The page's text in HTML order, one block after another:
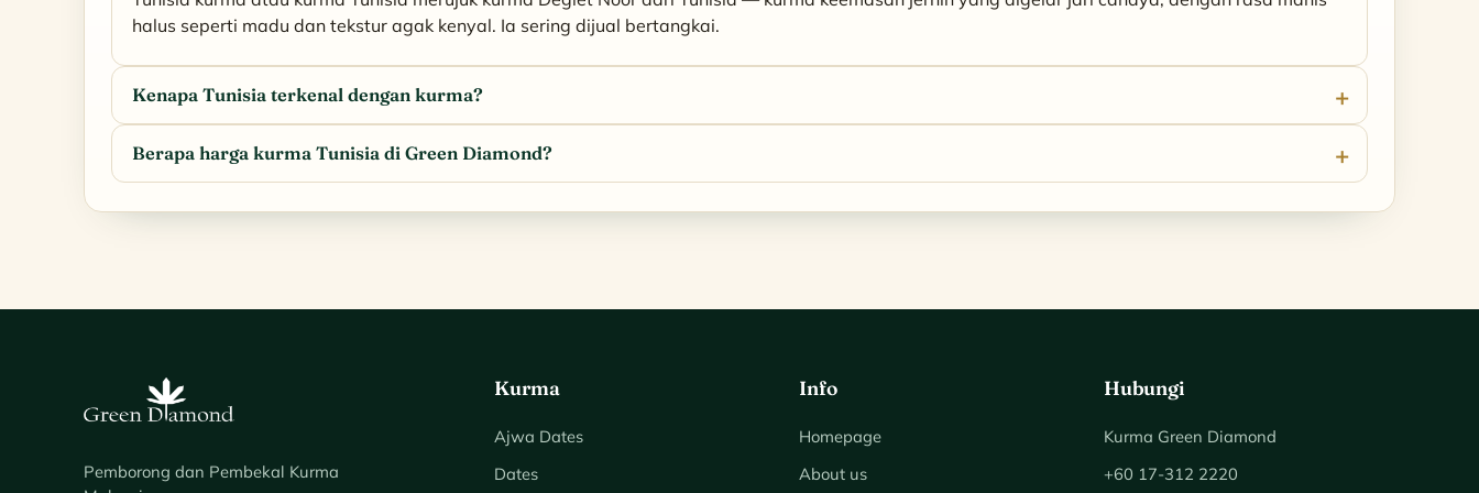
halus seperti madu dan tekstur agak kenyal. Ia sering dijual bertangkai.
Kenapa Tunisia terkenal dengan kurma?
Berapa harga kurma Tunisia di Green Diamond?
Pemborong dan Pembekal Kurma
Kurma
Ajwa Dates
Dates
Info
Homepage
About us
Hubungi
Kurma Green Diamond
+60 17-312 2220